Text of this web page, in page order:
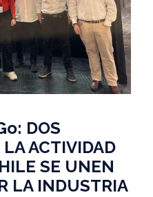
DOS
LA ACTIVIDAD
SE UNEN
LA INDUSTRIA